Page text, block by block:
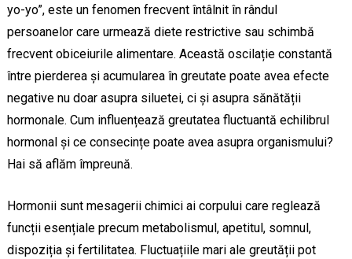
yo-yo”, este un fenomen frecvent întâlnit în rândul
persoanelor care urmează diete restrictive sau schimbă
frecvent obiceiurile alimentare. Această oscilație constantă
între pierderea și acumularea în greutate poate avea efecte
negative nu doar asupra siluetei, ci și asupra sănătății
hormonale. Cum influențează greutatea fluctuantă echilibrul
hormonal și ce consecințe poate avea asupra organismului?
Hai să aflăm împreună.
Hormonii sunt mesagerii chimici ai corpului care reglează
funcții esențiale precum metabolismul, apetitul, somnul,
dispoziția și fertilitatea. Fluctuațiile mari ale greutății pot